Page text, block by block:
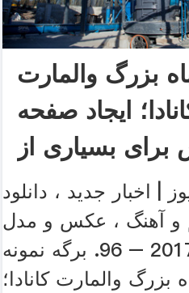
بزرگ والمارت
ایجاد صفحه
بسیاری از
| اخبار جدید ، دانلود
و آهنگ ، عکس و مدل
2018 – 2017 – 96. برگه نمونه
بزرگ والمارت کانادا؛